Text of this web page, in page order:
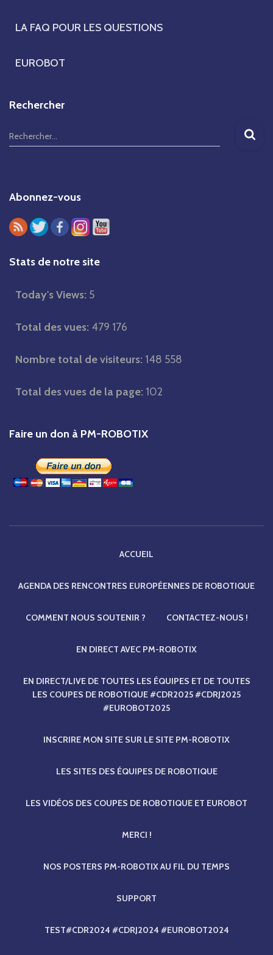
LA FAQ POUR LES QUESTIONS
EUROBOT
Rechercher
R
e
e
r
c
h
Rechercher…
Abonnez-vous
Stats de notre site
Today's Views: 5
Total des vues: 479 176
Nombre total de visiteurs: 148 558
Total des vues de la page: 102
Faire un don à PM-ROBOTIX
ACCUEIL
AGENDA DES RENCONTRES EUROPÉENNES DE ROBOTIQUE
COMMENT NOUS SOUTENIR ? CONTACTEZ-NOUS !
EN DIRECT AVEC PM-ROBOTIX
EN DIRECT/LIVE DE TOUTES LES ÉQUIPES ET DE TOUTES
LES COUPES DE ROBOTIQUE #CDR2025 #CDRJ2025
#EUROBOT2025
INSCRIRE MON SITE SUR LE SITE PM-ROBOTIX
LES SITES DES ÉQUIPES DE ROBOTIQUE
LES VIDÉOS DES COUPES DE ROBOTIQUE ET EUROBOT
MERCI !
NOS POSTERS PM-ROBOTIX AU FIL DU TEMPS
SUPPORT
TEST#CDR2024 #CDRJ2024 #EUROBOT2024